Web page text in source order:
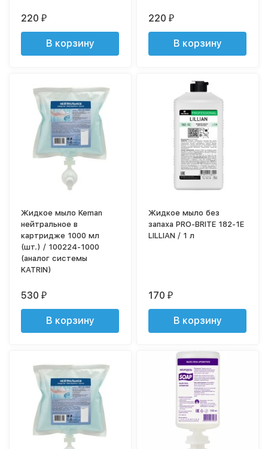
220₽
В корзину
220₽
В корзину
Жидкое мыло Keman
нейтральное в
картридже 1000 мл
(шт.) / 100224-1000
(аналог системы
KATRIN)
530₽
В корзину
Жидкое мыло без
запаха PRO-BRITE 182-1Е
LILLIAN / 1 л
170₽
В корзину